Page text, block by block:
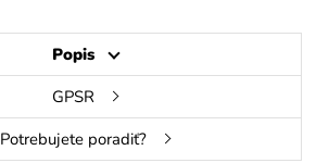
Popis
GPSR
Potrebujete poradiť?